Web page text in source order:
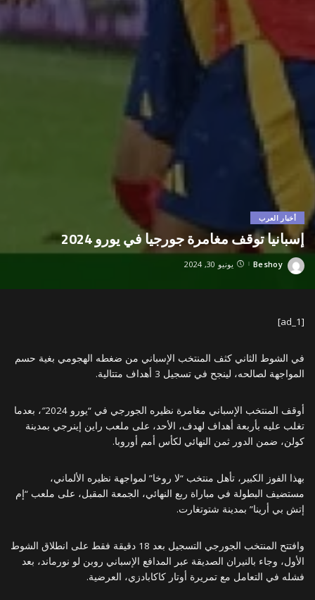
أخبار العرب
إسبانيا توقف مغامرة جورجيا في يورو 2024
Posted
Beshoy يونيو 30, 2024
[ad_1]
في الشوط الثاني كثف المنتخب الإسباني من ضغطه الهجومي بغية حسم
المواجهة لصالحه، لينجح في تسجيل 3 أهداف متتالية.
أوقف المنتخب الإسباني مغامرة نظيره الجورجي في “يورو 2024″، بعدما
تغلب عليه بأربعة أهداف لهدف، الأحد، على ملعب راين إينرجي بمدينة
كولن، ضمن الدور ثمن النهائي لكأس أمم أوروبا.
بهذا الفوز الكبير، تأهل منتخب “لا روخا” لمواجهة نظيره الألماني،
مستضيف البطولة في مباراة ربع النهائي، الجمعة المقبل، على ملعب “إم
إتش بي أرينا” بمدينة شتوتغارت.
وافتتح المنتخب الجورجي التسجيل بعد 18 دقيقة فقط على انطلاق الشوط
الأول، وجاء بالنيران الصديقة عبر المدافع الإسباني روبن لو نورماند، بعد
فشله في التعامل مع تمريرة أوتار كاكابادزي، العرضية.